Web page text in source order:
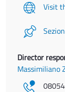
Visit
Director
Massimiliano